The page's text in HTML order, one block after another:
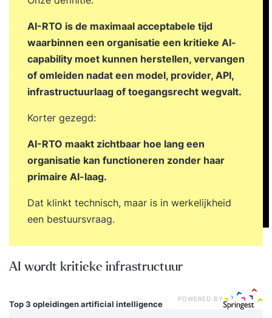
AI-RTO is de maximaal acceptabele tijd
waarbinnen een organisatie een kritieke AI-
capability moet kunnen herstellen, vervangen
of omleiden nadat een model, provider, API,
infrastructuurlaag of toegangsrecht wegvalt.
Korter gezegd:
AI-RTO maakt zichtbaar hoe lang een
organisatie kan functioneren zonder haar
primaire AI-laag.
Dat klinkt technisch, maar is in werkelijkheid
een bestuursvraag.
AI wordt kritieke infrastructuur
Top 3 opleidingenartificial intelligence
POWERED BY